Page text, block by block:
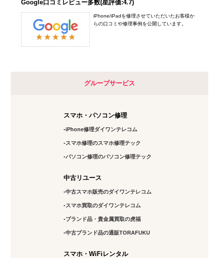
Google口コミレビュー多数(星評価:4.7)
iPhone/iPadを修理させていただいたお客様か
らの口コミや修理事例を公開しています。
グループサービス
スマホ・パソコン修理
iPhone修理ダイワンテレコム
スマホ修理のスマホ修理テック
パソコン修理のパソコン修理テック
中古リユース
中古スマホ販売のダイワンテレコム
スマホ買取のダイワンテレコム
ブランド品・貴金属買取の虎福
中古ブランド品の通販TORAFUKU
スマホ・WiFiレンタル